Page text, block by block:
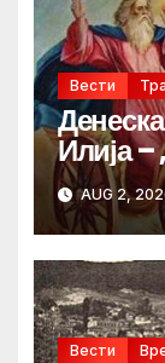
Вести
Илија
AUG 2,
Вести